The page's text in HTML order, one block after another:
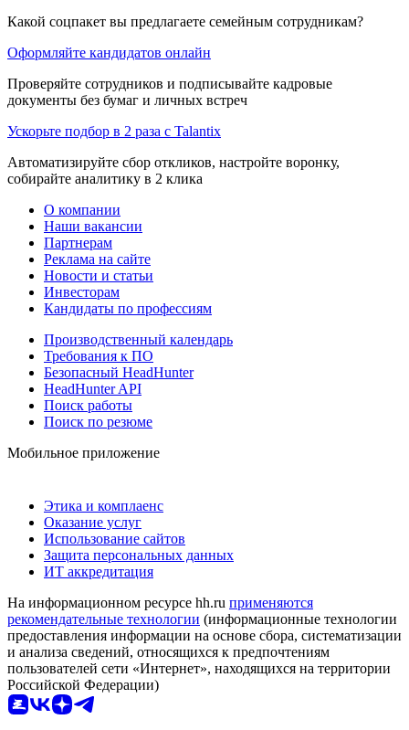
Какой соцпакет вы предлагаете семейным сотрудникам?
Оформляйте кандидатов онлайн
Проверяйте сотрудников и подписывайте кадровые
документы без бумаг и личных встреч
Ускорьте подбор в 2 раза с Talantix
Автоматизируйте сбор откликов, настройте воронку,
собирайте аналитику в 2 клика
О компании
Наши вакансии
Партнерам
Реклама на сайте
Новости и статьи
Инвесторам
Кандидаты по профессиям
Производственный календарь
Требования к ПО
Безопасный HeadHunter
HeadHunter API
Поиск работы
Поиск по резюме
Мобильное приложение
Этика и комплаенс
Оказание услуг
Использование сайтов
Защита персональных данных
ИТ аккредитация
На информационном ресурсе hh.ru применяются
рекомендательные технологии (информационные технологии
предоставления информации на основе сбора, систематизации
и анализа сведений, относящихся к предпочтениям
пользователей сети «Интернет», находящихся на территории
Российской Федерации)